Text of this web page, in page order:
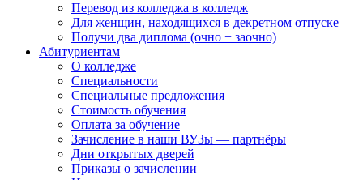
Перевод из колледжа в колледж
Для женщин, находящихся в декретном отпуске
Получи два диплома (очно + заочно)
Абитуриентам
О колледже
Специальности
Специальные предложения
Стоимость обучения
Оплата за обучение
Зачисление в наши ВУЗы — партнёры
Дни открытых дверей
Приказы о зачислении